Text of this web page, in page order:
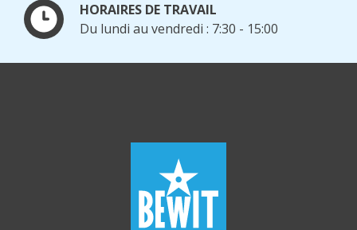
HORAIRES DE TRAVAIL
Du lundi au vendredi : 7:30 - 15:00